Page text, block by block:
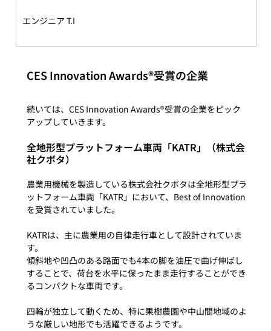
エンジニア T.I
CES Innovation Awards®受賞の企業
続いては、CES Innovation Awards®受賞の企業をピック
全地形型プラットフォーム車両「KATR」（株式会
社クボタ）
農業用機械を製造している株式会社クボタは全地形型プラ
ットフォーム車両「KATR」において、Best of Innovation
を受賞されていました。
KATRは、主に農業用の自律走行車として設計されていま
す。
傾斜地や凹凸のある路面でも4本の脚を油圧で曲げ伸ばし
することで、荷台を水平に保ったまま走行することができ
るコンパクトな車両です。
四輪が独立して動くため、特に果樹農園や中山間地域のよ
うな厳しい地形でも活躍できるようです。